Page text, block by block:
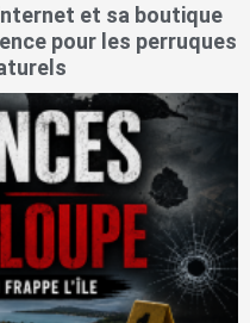
et sa boutique
pour les perruques